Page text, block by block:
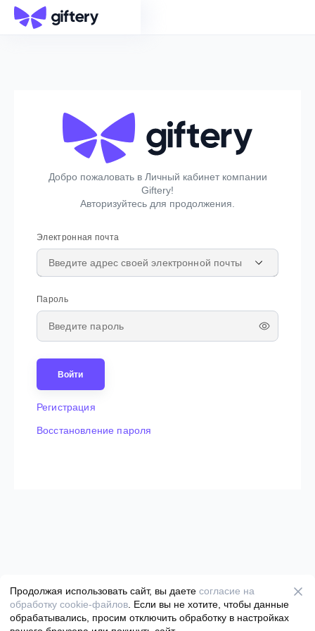
Перейти к содержимому
Добро пожаловать в Личный кабинет компании
Giftery!
Авторизуйтесь для продолжения.
Электронная почта
Пароль
Войти
Регистрация
Восстановление пароля
© GIFTERY 2011-2026
Продолжая использовать сайт, вы даете согласие на
обработку cookie-файлов . Если вы не хотите, чтобы данные
обрабатывались, просим отключить обработку в настройках